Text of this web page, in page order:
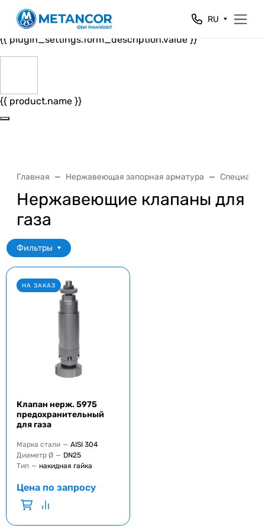
Close
{{ plugin_settings.form_header.value }}
{{ plugin_settings.form_description.value }}
{{ product.name }}
RU
Главная Нержавеющая запорная арматура
Нержавеющие клапаны для
газа
Фильтры
НА ЗАКАЗ
Клапан нерж. 5975
предохранительный
для газа
Марка стали — AISI 304
Диаметр Ø — DN25
Тип — накидная гайка
Цена по запросу